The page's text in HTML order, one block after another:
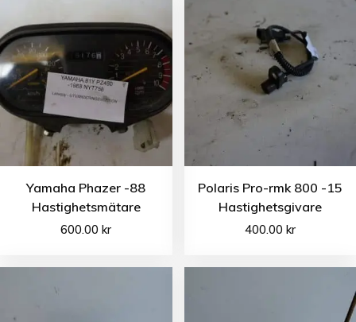
Yamaha Phazer -88
Hastighetsmätare
600.00kr
Polaris Pro-rmk 800 -15
Hastighetsgivare
400.00 kr